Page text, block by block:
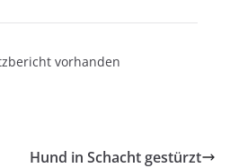
vorhanden
Hund in Schacht gestürzt